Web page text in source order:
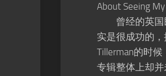
About Seeing My
曾经的英国民
实是很成功的
Tillerman的时
专辑整体上却